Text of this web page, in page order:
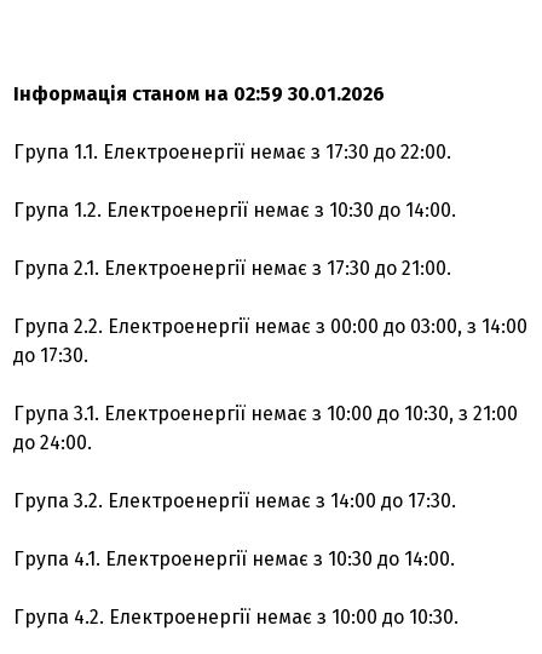
Інформація станом на 02:59 30.01.2026
Група 1.1. Електроенергії немає з 17:30 до 22:00.
Група 1.2. Електроенергії немає з 10:30 до 14:00.
Група 2.1. Електроенергії немає з 17:30 до 21:00.
Група 2.2. Електроенергії немає з 00:00 до 03:00, з 14:00
до 17:30.
Група 3.1. Електроенергії немає з 10:00 до 10:30, з 21:00
до 24:00.
Група 3.2. Електроенергії немає з 14:00 до 17:30.
Група 4.1. Електроенергії немає з 10:30 до 14:00.
Група 4.2. Електроенергії немає з 10:00 до 10:30.